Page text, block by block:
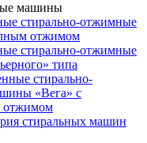
машины
стирально-отжимные
отжимом
стирально-отжимные
типа
стирально-
«Вега» с
стиральных машин